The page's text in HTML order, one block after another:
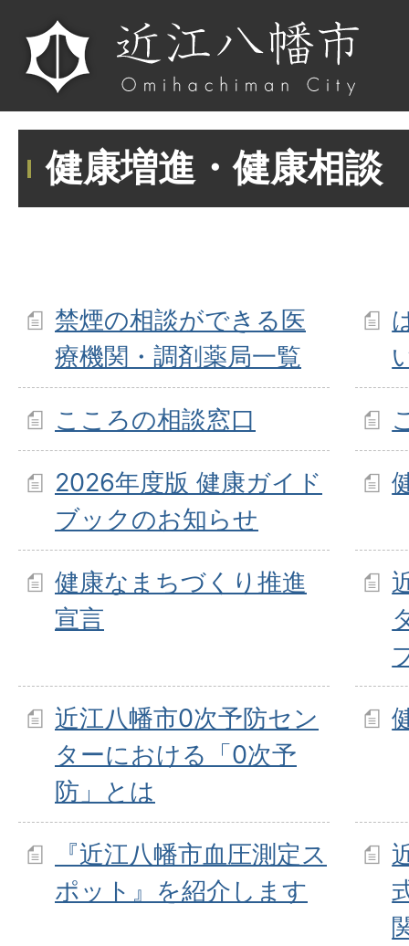
健康増進・健康相談
禁煙の相談ができる医
療機関・調剤薬局一覧
こころの相談窓口
2026年度版 健康ガイド
ブックのお知らせ
健康なまちづくり推進
宣言
近江八幡市0次予防セン
ターにおける「0次予
防」とは
『近江八幡市血圧測定ス
ポット』を紹介します